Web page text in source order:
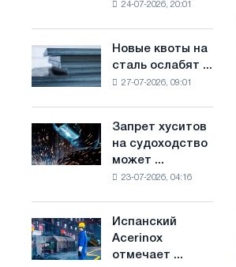
строительство
производству
низкоуглеродистой
на
основе
водорода
во
24-07-2026, 20:01
Новые
квоты
на
конкуренцию
в
Новые квоты на
сталь ослабят ...
27-07-2026, 09:01
Запрет
хуситов
на
импорт
Саудовской
Запрет хуситов
на судоходство
может ...
23-07-2026, 04:16
Испанский
Acerinox
отмечает
Испанский
Acerinox
отмечает ...